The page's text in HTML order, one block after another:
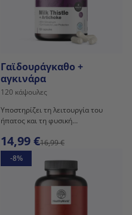
Γαϊδουράγκαθο +
αγκινάρα
120 κάψουλες
Υποστηρίζει τη λειτουργία του
ήπατος και τη φυσική
14,99 €16,99 €
-8%